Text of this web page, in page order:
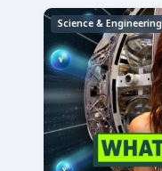
Science & Engineering